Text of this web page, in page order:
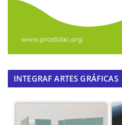
INTEGRAF ARTES GRÁFICAS